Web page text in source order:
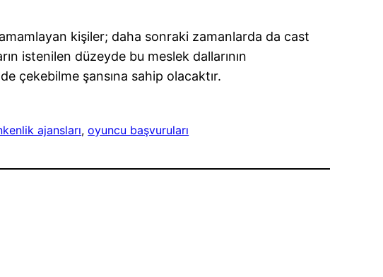
kişiler; daha sonraki zamanlarda da cast
istenilen düzeyde bu meslek dallarının
çekebilme şansına sahip olacaktır.
ajansları, oyuncu başvuruları